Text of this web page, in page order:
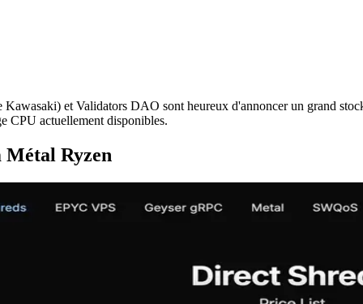
et Validators DAO sont heureux d'annoncer un grand
CPU actuellement disponibles.
Métal Ryzen